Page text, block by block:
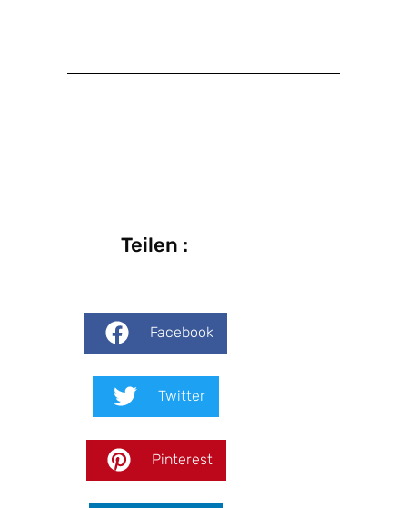
Teilen :
Facebook
Twitter
Pinterest